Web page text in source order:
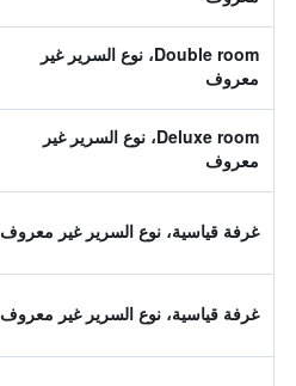
Double room، نوع السرير غير
معروف
Deluxe room، نوع السرير غير
معروف
غرفة قياسية، نوع السرير غير معروف
غرفة قياسية، نوع السرير غير معروف